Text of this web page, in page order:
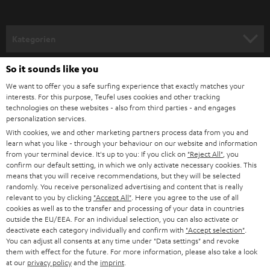
Erlebe die Neuauflage dieses Allrounders im neuen Look. Der BOOMSTER
IPX5 Norm) und besticht mit dem neuen intuitiven Bedienkonzept,
haptischen Buttons und integriertem Display. Aber nicht nur das Design
wurde überarbeitet. Das beliebte Bluetooth Soundsystem mit FM/UKW
verbessert. So verfügt der neue BOOMSTER über Bluetooth 5.0 mit apt-X®
für kabelloses Streamen von Musik/Podcast in CD-Qualität über Spotify
App & Co. Und unterstützt Multipoint (ein zweites Smartphone kann
gekoppelt werden). Die akustische Performance wird durch zwei
zusätzliche seitliche passive Bassmembrane unterstützt und darüber
hinaus ist ein mittig integrierter Frontfire-Subwoofer vorhanden. Kraftvolle
und präzise Bässe, die harmonisch ins Klangbild passen, sind damit
garantiert. Ein geschlossenes Gehäuse mit 2 Hoch-, und 2 Mitteltönern
runden das 2.1-Stereo-System mit Dynamore Technologie ab. Ebenfalls
haben wir einen „True wireless Stereo Modus“ integriert mit welchem du
nun zwei BOOMSTER als Stereosystem mit echter Kanaltrennung nutzen
e
l
d
u
n
g
HEIMKINO
HEIMKINO-KOMPLETTANLAGEN
SOUNDBARS
STEREO
SMART HOME
BLUETOOTH-LAUTSPRECHER
KOPFHÖRER
BLUETOOTH-KOPFHÖRER
Unternehmen
SUPPORT
PRESSE & MARKETING
GESCHÄFTSKUNDEN
PARTNERPROGRAMM
BLOG
NEWSLETTER
Teufel Onlineshops
DEUTSCHLAND
ÖSTERREICH
SCHWEIZ
NIEDERLANDE
BELGIEN
So it sounds like you
We want to offer you a safe surfing experience that exactly matches your
interests. For this purpose, Teufel uses cookies and other tracking
technologies on these websites - also from third parties - and engages
personalization services.
With cookies, we and other marketing partners process data from you and
learn what you like - through your behaviour on our website and information
from your terminal device. It's up to you: If you click on "Reject All" , you
confirm our default setting, in which we only activate necessary cookies. This
means that you will receive recommendations, but they will be selected
randomly. You receive personalized advertising and content that is really
relevant to you by clicking "Accept All" . Here you agree to the use of all
cookies as well as to the transfer and processing of your data in countries
outside the EU/EEA. For an individual selection, you can also activate or
deactivate each category individually and confirm with "Accept selection"
You can adjust all consents at any time under "Data settings" and revoke
them with effect for the future. For more information, please also take a look
at our privacy policyand the imprint